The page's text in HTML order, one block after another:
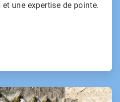
une expertise de pointe.